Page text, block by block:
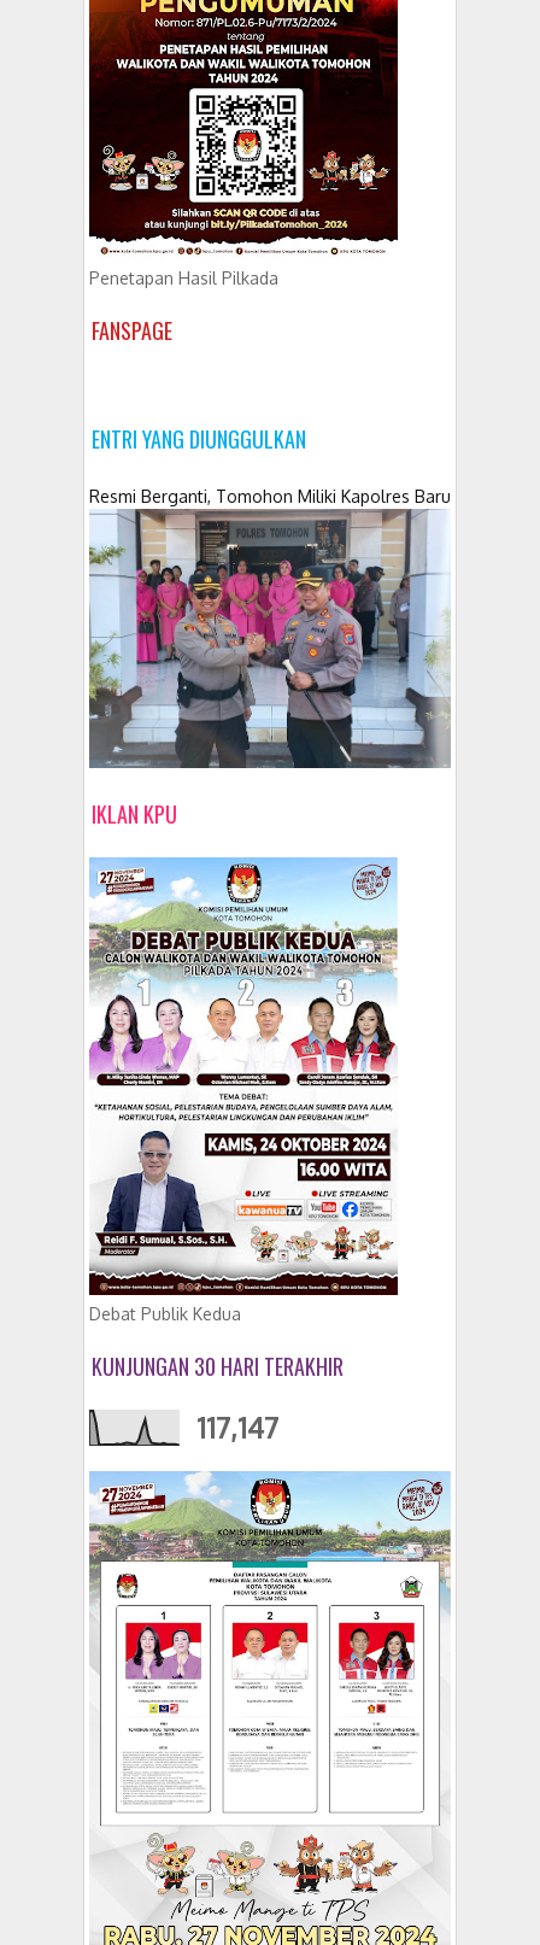
Penetapan Hasil Pilkada
FANSPAGE
ENTRI YANG DIUNGGULKAN
Resmi Berganti, Tomohon Miliki Kapolres Baru
IKLAN KPU
Debat Publik Kedua
KUNJUNGAN 30 HARI TERAKHIR
117,147